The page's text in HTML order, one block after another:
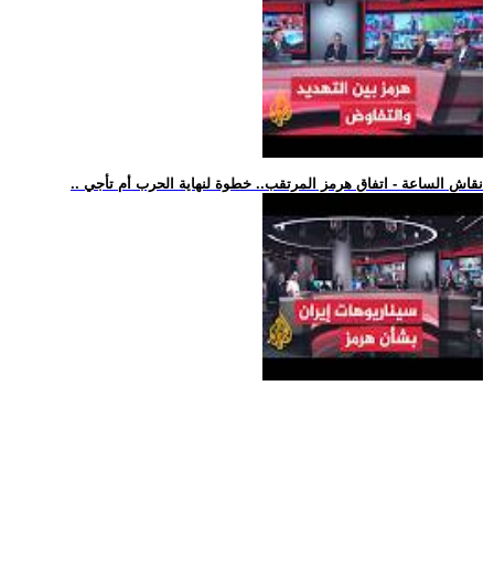
.. نقاش الساعة - اتفاق هرمز المرتقب.. خطوة لنهاية الحرب أم تأجي